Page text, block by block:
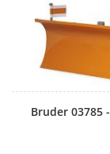
Bruder 03785